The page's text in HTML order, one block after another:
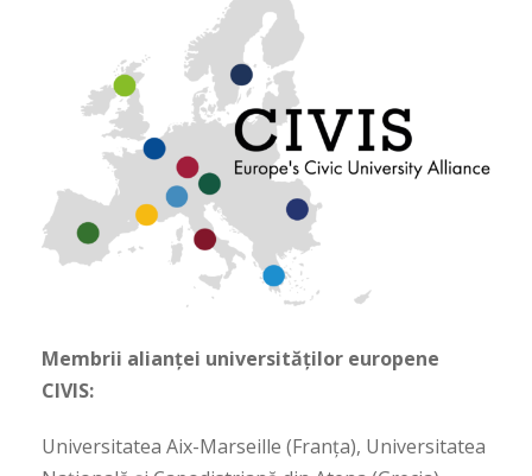
Membrii alianței universităților europene
CIVIS:
Universitatea Aix-Marseille (Franța), Universitatea